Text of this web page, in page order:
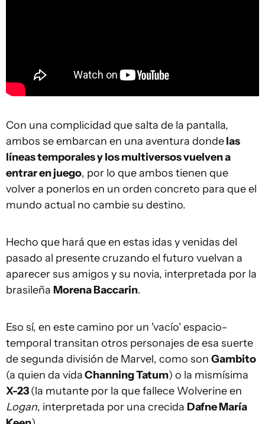
Con una complicidad que salta de la pantalla,
ambos se embarcan en una aventura dondelas
líneas temporales y los multiversos vuelven a
entrar en juego, por lo que ambos tienen que
volver a ponerlos en un orden concreto para que el
mundo actual no cambie su destino.
Hecho que hará que en estas idas y venidas del
pasado al presente cruzando el futuro vuelvan a
aparecer sus amigos y su novia, interpretada por la
brasileña Morena Baccarin.
Eso sí, en este camino por un 'vacío' espacio-
temporal transitan otros personajes de esa suerte
de segunda división de Marvel, como son Gambito
(a quien da vidaChanning Tatum) o la mismísima
X-23(la mutante por la que fallece Wolverine en
Logan, interpretada por una crecida Dafne María